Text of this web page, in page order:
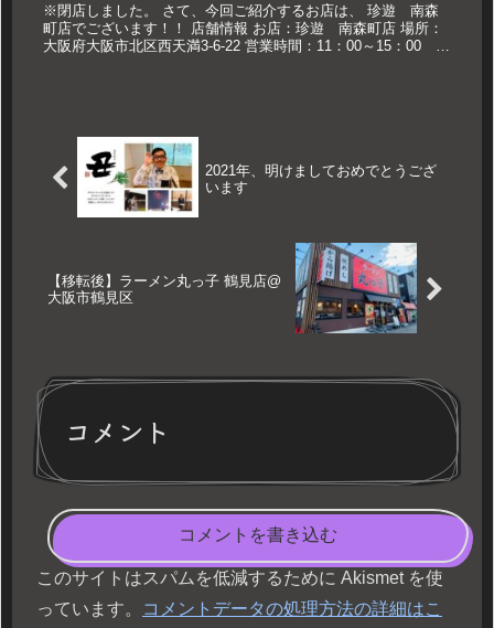
※閉店しました。 さて、今回ご紹介するお店は、 珍遊 南森
町店でございます！！ 店舗情報 お店：珍遊 南森町店 場所：
大阪府大阪市北区西天満3-6-22 営業時間：11：00～15：00
2021年、明けましておめでとうござ
います
【移転後】ラーメン丸っ子 鶴見店@
大阪市鶴見区
コメント
コメントを書き込む
このサイトはスパムを低減するために Akismet を使
っています。
コメントデータの処理方法の詳細はこ